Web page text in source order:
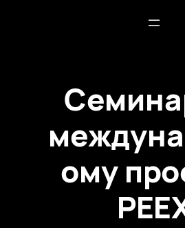
ому